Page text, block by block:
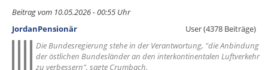
Beitrag vom 10.05.2026 - 00:55 Uhr
JordanPensionär
User (4378 Beiträge)
Die Bundesregierung stehe in der Verantwortung, "die Anbindung
der östlichen Bundesländer an den interkontinentalen Luftverkehr
zu verbessern", sagte Crumbach.